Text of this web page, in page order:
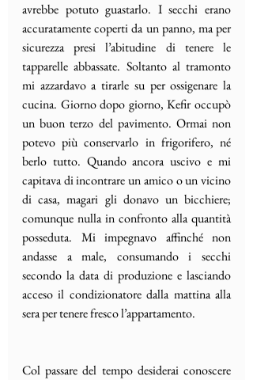
avrebbe potuto guastarlo. I secchi erano
accuratamente coperti da un panno, ma per
sicurezza presi l’abitudine di tenere le
tapparelle abbassate. Soltanto al tramonto
mi azzardavo a tirarle su per ossigenare la
cucina. Giorno dopo giorno, Kefir occupò
un buon terzo del pavimento. Ormai non
potevo più conservarlo in frigorifero, né
berlo tutto. Quando ancora uscivo e mi
capitava di incontrare un amico o un vicino
di casa, magari gli donavo un bicchiere;
comunque nulla in confronto alla quantità
posseduta. Mi impegnavo affinché non
andasse a male, consumando i secchi
secondo la data di produzione e lasciando
acceso il condizionatore dalla mattina alla
sera per tenere fresco l’appartamento.
Col passare del tempo desiderai conoscere